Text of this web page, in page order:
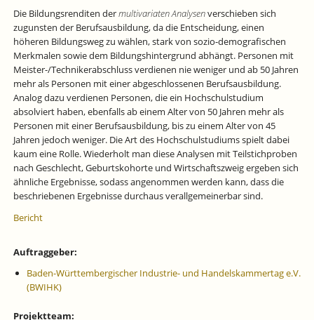
Die Bildungsrenditen dermultivariaten Analysenverschieben sich
zugunsten der Berufsausbildung, da die Entscheidung, einen
höheren Bildungsweg zu wählen, stark von sozio-demografischen
Merkmalen sowie dem Bildungshintergrund abhängt. Personen mit
Meister-/Technikerabschluss verdienen nie weniger und ab 50 Jahren
mehr als Personen mit einer abgeschlossenen Berufsausbildung.
Analog dazu verdienen Personen, die ein Hochschulstudium
absolviert haben, ebenfalls ab einem Alter von 50 Jahren mehr als
Personen mit einer Berufsausbildung, bis zu einem Alter von 45
Jahren jedoch weniger. Die Art des Hochschulstudiums spielt dabei
kaum eine Rolle. Wiederholt man diese Analysen mit Teilstichproben
nach Geschlecht, Geburtskohorte und Wirtschaftszweig ergeben sich
ähnliche Ergebnisse, sodass angenommen werden kann, dass die
beschriebenen Ergebnisse durchaus verallgemeinerbar sind.
Bericht
Auftraggeber:
Baden-Württembergischer Industrie- und Handelskammertag e.V.
(BWIHK)
Projektteam: